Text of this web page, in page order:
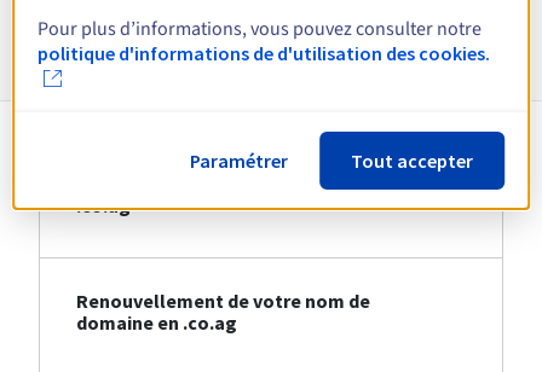
Informations sur le .co.ag
Création de votre nom de domaine en
.co.ag
Renouvellement de votre nom de
domaine en .co.ag
Pour plus d’informations, vous pouvez consulter notre
politique d'informations de d'utilisation des cookies.
Paramétrer Tout accepter